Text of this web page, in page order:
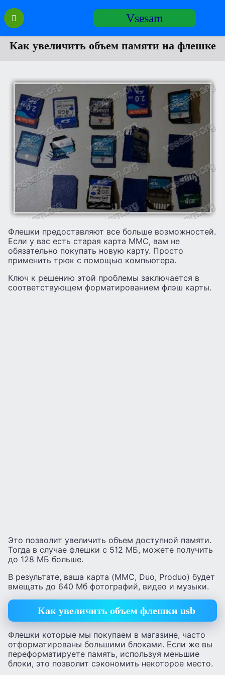
Перейти
содержанию
Vsesam
Как увеличить объем памяти на флешке
Флешки предоставляют все больше возможностей.
Если у вас есть старая карта MMC, вам не
обязательно покупать новую карту. Просто
применить трюк с помощью компьютера.
Ключ к решению этой проблемы заключается в
соответствующем форматированием флэш карты.
Это позволит увеличить объем доступной памяти.
Тогда в случае флешки с 512 МБ, можете получить
до 128 МБ больше.
В результате, ваша карта (MMC, Duo, Produo) будет
вмещать до 640 Мб фотографий, видео и музыки.
Как увеличить объем флешки usb
Флешки которые мы покупаем в магазине, часто
отформатированы большими блоками. Если же вы
переформатируете память, используя меньшие
блоки, это позволит сэкономить некоторое место.